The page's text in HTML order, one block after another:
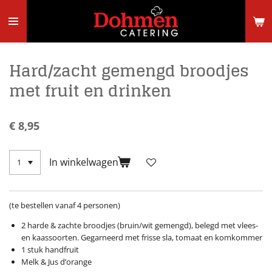
direct
Hard/zacht gemengd broodjes
met fruit en drinken
€ 8,95
In winkelwagen
(te bestellen vanaf 4 personen)
2 harde & zachte broodjes (bruin/wit gemengd), belegd met vlees-
en kaassoorten. Gegarneerd met frisse sla, tomaat en komkommer
1 stuk handfruit
Melk & Jus d’orange